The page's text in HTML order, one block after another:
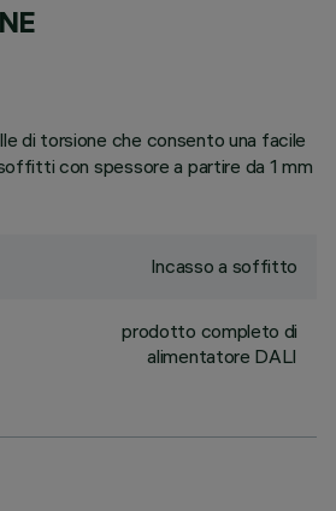
di torsione che consento una facile
con spessore a partire da 1 mm
Incasso a soffitto
prodotto completo di
alimentatore DALI